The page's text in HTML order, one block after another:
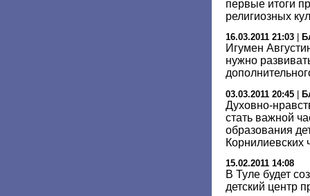
первые итоги
религиозных
16.03.2011 21:03
Игумен
нужно
03.03.2011 20:45 |
Духовно-
стать важной
образования
Корнилиевских
15.02.2011 14:08
В Туле будет
детский центр